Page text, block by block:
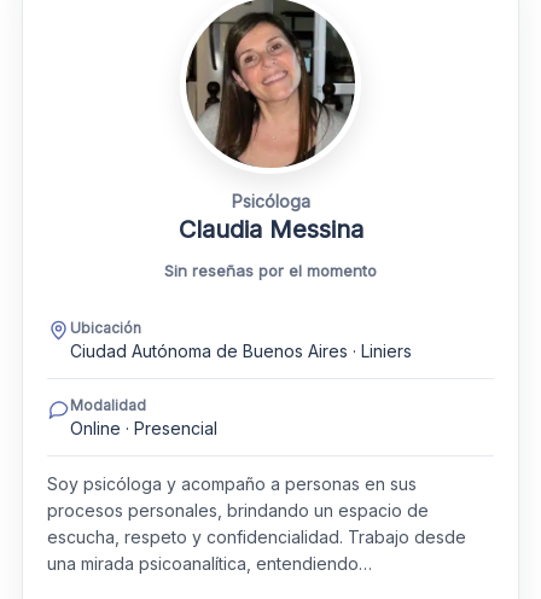
Psicóloga
Claudia Messina
Sin reseñas por el momento
Ubicación
Ciudad Autónoma de Buenos Aires · Liniers
Modalidad
Online · Presencial
Soy psicóloga y acompaño a personas en sus
procesos personales, brindando un espacio de
escucha, respeto y confidencialidad. Trabajo desde
una mirada psicoanalítica, entendiendo…